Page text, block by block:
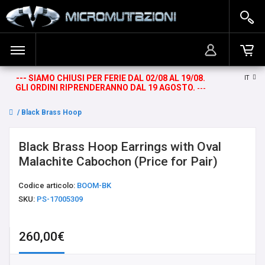
--- SIAMO CHIUSI PER FERIE DAL 02/08 AL 19/08.
GLI ORDINI RIPRENDERANNO DAL 19 AGOSTO. ---
IT
BANANINE DA OMBELICO
BARRE
BARRE CIRCOLARI E TWISTER
DROP STONE WEIGHTS
ACCEDI
REGISTRATI
Il carrello è vuoto!
Black Brass Hoop Earrings with Oval Malachite Cabochon (Price for Pair)
Black Brass Hoop Earrings with Oval
Malachite Cabochon (Price for Pair)
Codice articolo: BOOM-BK
SKU: PS-17005309
260,00€